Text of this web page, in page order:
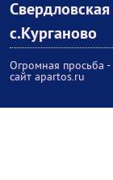
с.Курганово
Огромная просьба
сайт apartos.ru